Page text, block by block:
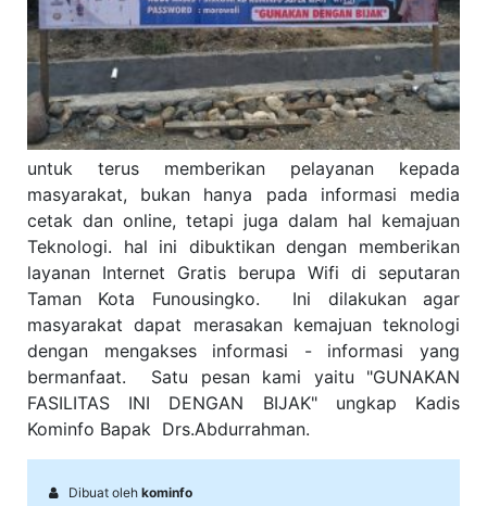
untuk terus memberikan pelayanan kepada
masyarakat, bukan hanya pada informasi media
cetak dan online, tetapi juga dalam hal kemajuan
Teknologi. hal ini dibuktikan dengan memberikan
layanan Internet Gratis berupa Wifi di seputaran
Taman Kota Funousingko. Ini dilakukan agar
masyarakat dapat merasakan kemajuan teknologi
dengan mengakses informasi - informasi yang
bermanfaat. Satu pesan kami yaitu "GUNAKAN
FASILITAS INI DENGAN BIJAK" ungkap Kadis
Kominfo Bapak Drs.Abdurrahman.
Dibuat oleh kominfo